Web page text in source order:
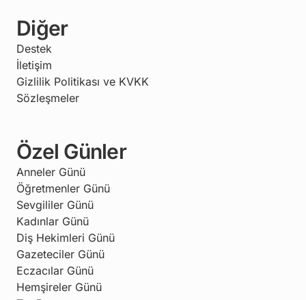
Diğer
Destek
İletişim
Gizlilik Politikası ve KVKK
Sözleşmeler
Özel Günler
Anneler Günü
Öğretmenler Günü
Sevgililer Günü
Kadınlar Günü
Diş Hekimleri Günü
Gazeteciler Günü
Eczacılar Günü
Hemşireler Günü